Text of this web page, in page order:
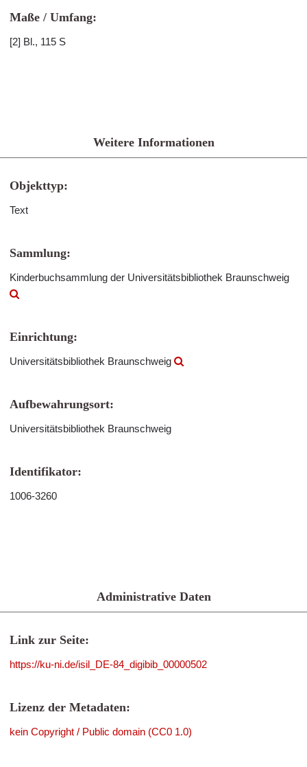
Maße / Umfang:
[2] Bl., 115 S
Weitere Informationen
Objekttyp:
Text
Sammlung:
Kinderbuchsammlung der Universitätsbibliothek Braunschweig
Einrichtung:
Universitätsbibliothek Braunschweig
Aufbewahrungsort:
Universitätsbibliothek Braunschweig
Identifikator:
1006-3260
Administrative Daten
Link zur Seite:
https://ku-ni.de/isil_DE-84_digibib_00000502
Lizenz der Metadaten:
kein Copyright / Public domain (CC0 1.0)